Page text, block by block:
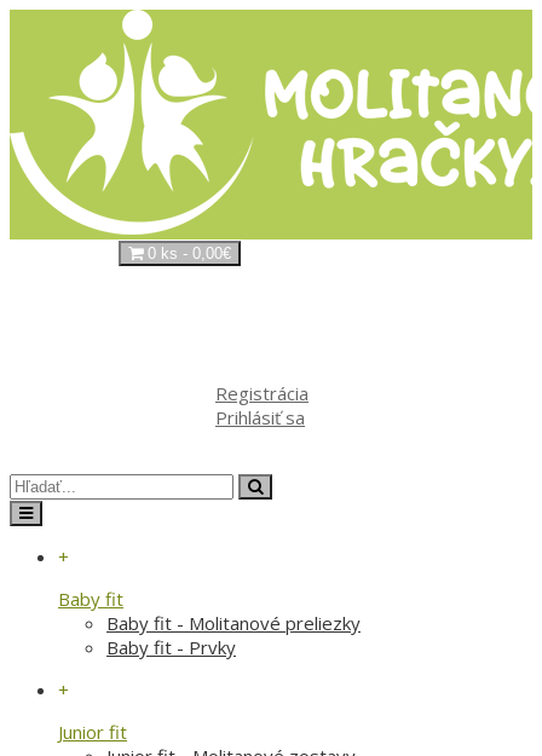
0 ks - 0,00€
Registrácia
Prihlásiť sa
+
Baby fit
Baby fit - Molitanové preliezky
Baby fit - Prvky
+
Junior fit